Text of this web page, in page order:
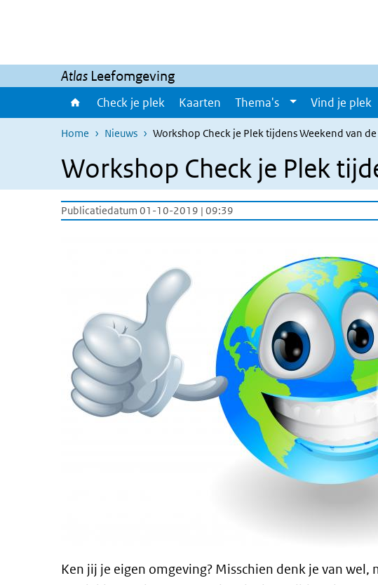
Atlas Leefomgeving
Check je plek Kaarten Thema's Vind je plek
Home Nieuws Workshop Check je Plek tijdens Weekend van
Workshop Check je Plek
Publicatiedatum 01-10-2019 | 09:39
Ken jij je eigen omgeving? Misschien denk je van wel,